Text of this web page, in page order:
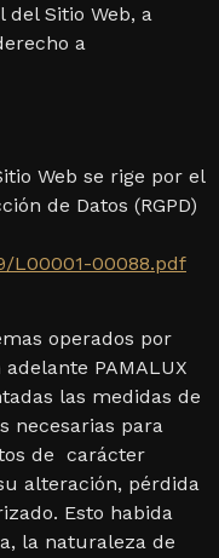
Sitio Web, a
a
Web se rige por el
de Datos (RGPD)
L00001-00088.pdf
operados por
adelante PAMALUX
las medidas de
necesarias para
de carácter
alteración, pérdida
Esto habida
la naturaleza de